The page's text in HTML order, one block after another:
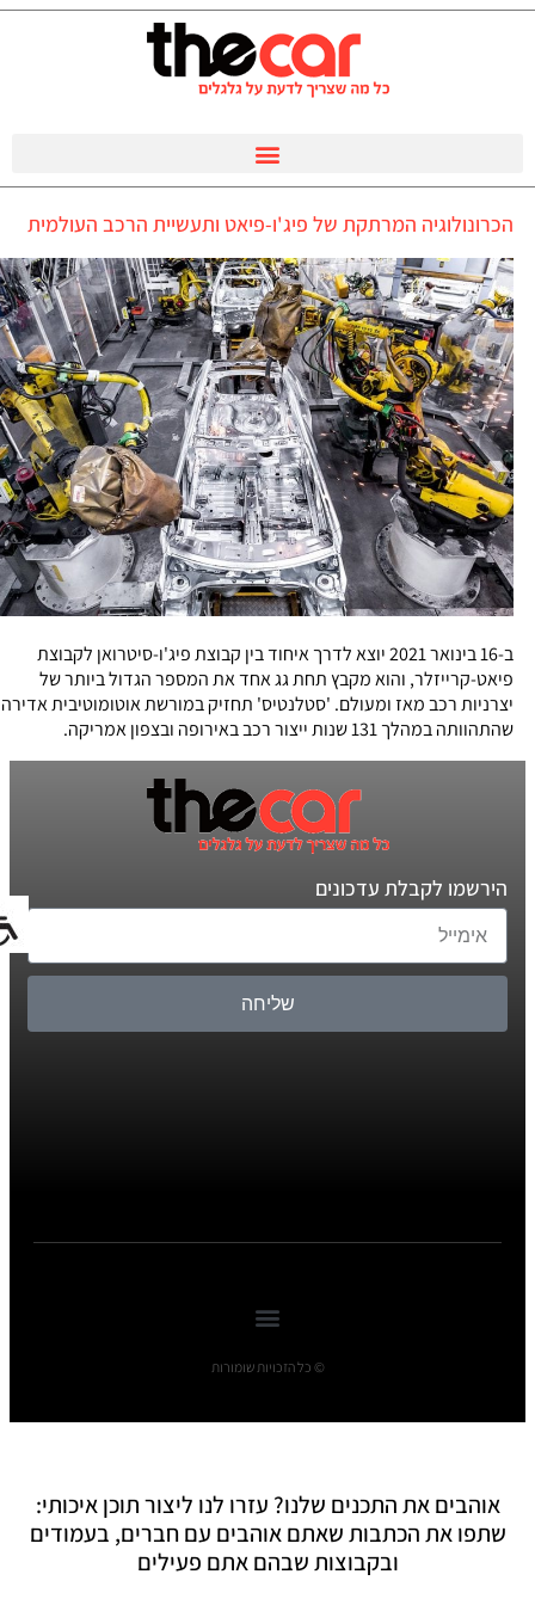
הכרונולוגיה המרתקת של פיג'ו-פיאט ותעשיית הרכב העולמית
ב-16 בינואר 2021 יוצא לדרך איחוד בין קבוצת פיג'ו-סיטרואן לקבוצת
פיאט-קרייזלר, והוא מקבץ תחת גג אחד את המספר הגדול ביותר של
יצרניות רכב מאז ומעולם. 'סטלנטיס' תחזיק במורשת אוטומוטיבית אדירה
שהתהוותה במהלך 131 שנות ייצור רכב באירופה ובצפון אמריקה.
הירשמו לקבלת עדכונים
שליחה
© כל הזכויות שומורות
אוהבים את התכנים שלנו? עזרו לנו ליצור תוכן איכותי:
שתפו את הכתבות שאתם אוהבים עם חברים, בעמודים
ובקבוצות שבהם אתם פעילים